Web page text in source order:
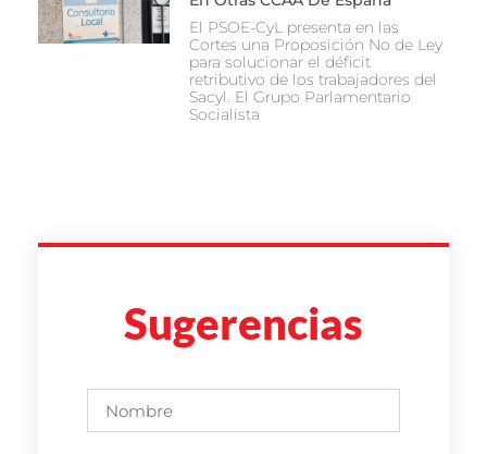
El PSOE-CyL presenta en las
Cortes una Proposición No de Ley
para solucionar el déficit
retributivo de los trabajadores del
Sacyl. El Grupo Parlamentario
Socialista
Sugerencias